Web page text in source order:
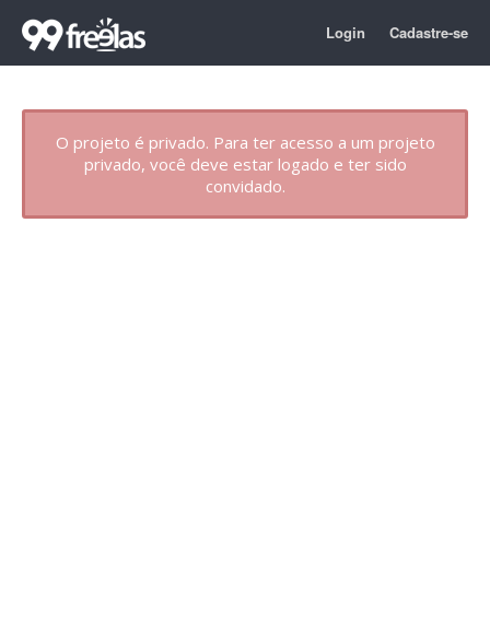
Login Cadastre-se
O projeto é privado. Para ter acesso a um projeto
privado, você deve estar logado e ter sido
convidado.